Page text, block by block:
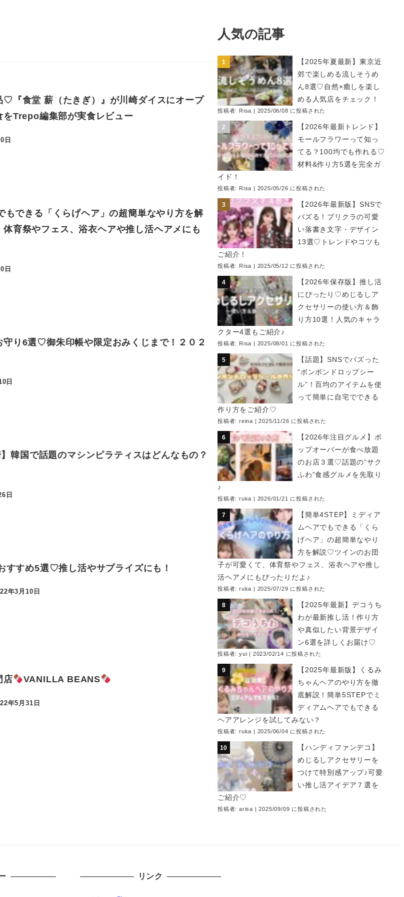
♡『食堂 薪（たきぎ）』が川崎ダイスにオープ
Trepo編集部が実食レビュー
日
もできる「くらげヘア」の超簡単なやり方を解
育祭やフェス、浴衣ヘアや推し活ヘアメにも
日
守り6選♡御朱印帳や限定おみくじまで！２０２
日
韓国で話題のマシンピラティスはどんなもの？
日
すすめ5選♡推し活やサプライズにも！
年3月10日
店 VANILLA BEANS
年5月31日
人気の記事
【2025年夏最新】東京近
郊で楽しめる流しそうめ
ん8選♡自然×癒しを楽し
める人気店をチェック！
投稿者: Risa 2025/06/08 に投稿された
【2026年最新トレンド】
モールフラワーって知っ
てる？100均でも作れる♡
材料&作り方5選を完全ガ
イド！
投稿者: Risa 2025/05/26 に投稿された
【2026年最新版】SNSで
バズる！プリクラの可愛
い落書き文字・デザイン
13選♡トレンドやコツも
ご紹介！
投稿者: Risa 2025/05/12 に投稿された
【2026年保存版】推し活
にぴったり♡めじるしア
クセサリーの使い方＆飾
り方10選！人気のキャラ
クター4選もご紹介♪
投稿者: Risa 2025/08/01 に投稿された
【話題】SNSでバズった
“ボンボンドロップシー
ル”！百均のアイテムを使
って簡単に自宅でできる
作り方をご紹介♡
投稿者: reina |2025/11/26 に投稿された
【2026年注目グルメ】ポ
ップオーバーが食べ放題
のお店３選♡話題の“サク
ふわ”食感グルメを先取り
♪
投稿者: ruka 2026/01/21 に投稿された
【簡単4STEP】ミディア
ムヘアでもできる「くら
げヘア」の超簡単なやり
方を解説♡ツインのお団
子が可愛くて、体育祭やフェス、浴衣ヘアや推し
活ヘアメにもぴったりだよ♪
投稿者: ruka 2025/07/29 に投稿された
【2025年最新】デコうち
わが最新推し活！作り方
や真似したい背景デザイ
ン6選を詳しくお届け♡
投稿者: yui 2023/02/14 に投稿された
【2025年最新版】くるみ
ちゃんヘアのやり方を徹
底解説！簡単5STEPでミ
ディアムヘアでもできる
ヘアアレンジを試してみない？
投稿者: ruka 2025/06/04 に投稿された
【ハンディファンデコ】
めじるしアクセサリーを
つけて特別感アップ♪可愛
い推し活アイデア７選を
ご紹介♡
投稿者: arisa |2025/09/09 に投稿された
リンク